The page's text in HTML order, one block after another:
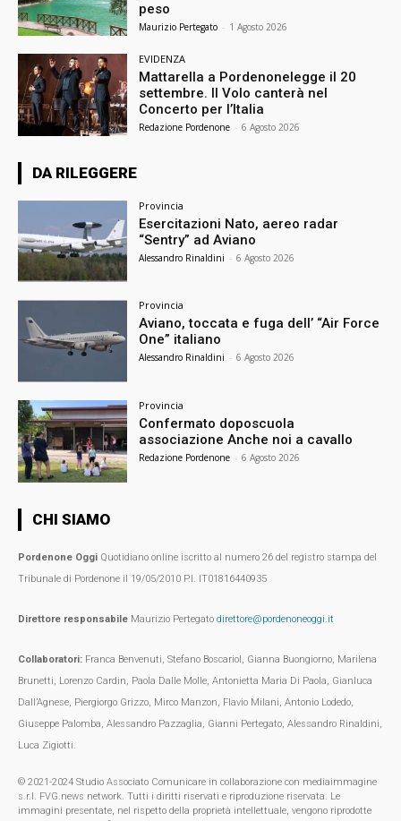
peso
Maurizio Pertegato - 1 Agosto 2026
EVIDENZA
Mattarella a Pordenonelegge il 20
settembre. Il Volo canterà nel
Concerto per l’Italia
Redazione Pordenone - 6 Agosto 2026
DA RILEGGERE
Provincia
Esercitazioni Nato, aereo radar
“Sentry” ad Aviano
Alessandro Rinaldini - 6 Agosto 2026
Provincia
Aviano, toccata e fuga dell’ “Air Force
One” italiano
Alessandro Rinaldini - 6 Agosto 2026
Provincia
Confermato doposcuola
associazione Anche noi a cavallo
Redazione Pordenone - 6 Agosto 2026
CHI SIAMO
Pordenone Oggi Quotidiano online iscritto al numero 26 del registro stampa del
Tribunale di Pordenone il 19/05/2010 P.I. IT01816440935
Direttore responsabile Maurizio Pertegato direttore@pordenoneoggi.it
Collaboratori: Franca Benvenuti, Stefano Boscariol, Gianna Buongiorno, Marilena
Brunetti, Lorenzo Cardin, Paola Dalle Molle, Antonietta Maria Di Paola, Gianluca
Dall’Agnese, Piergiorgo Grizzo, Mirco Manzon, Flavio Milani, Antonio Lodedo,
Giuseppe Palomba, Alessandro Pazzaglia, Gianni Pertegato, Alessandro Rinaldini,
Luca Zigiotti.
© 2021-2024 Studio Associato Comunicare in collaborazione con mediaimmagine
s.r.l. FVG.news network. Tutti i diritti riservati e riproduzione riservata. Le
immagini presentate, nel rispetto della proprietà intellettuale, vengono riprodotte